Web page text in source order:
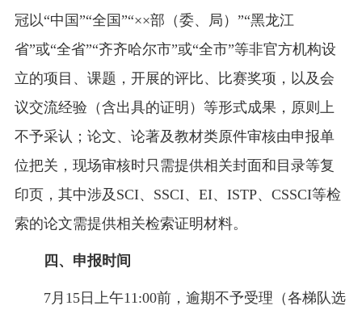
冠以“中国”“全国”“××部（委、局）”“黑龙江
省”或“全省”“齐齐哈尔市”或“全市”等非官方机构设
立的项目、课题，开展的评比、比赛奖项，以及会
议交流经验（含出具的证明）等形式成果，原则上
不予采认；论文、论著及教材类原件审核由申报单
位把关，现场审核时只需提供相关封面和目录等复
印页，其中涉及SCI、SSCI、EI、ISTP、CSSCI等检
索的论文需提供相关检索证明材料。
四、申报时间
7月15日上午11:00前，逾期不予受理（各梯队选